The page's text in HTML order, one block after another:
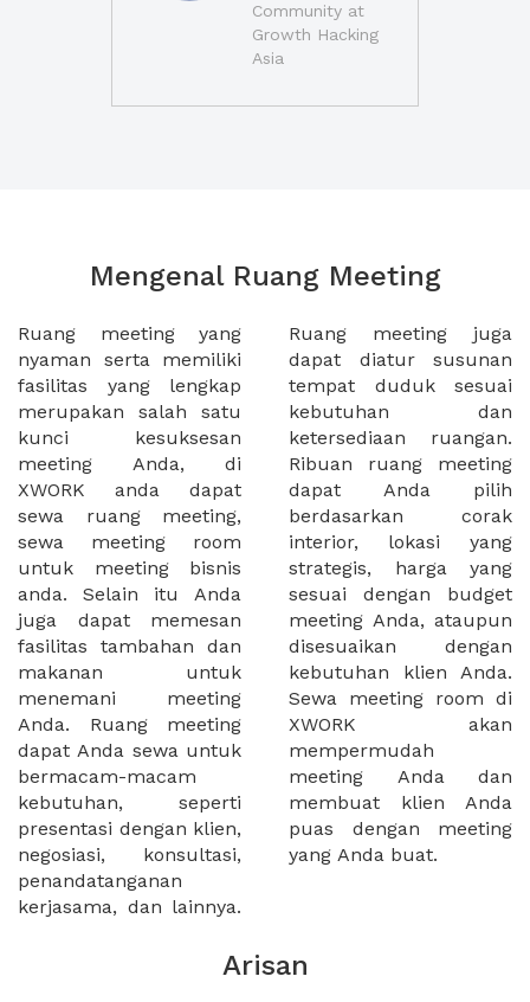
Community at
Growth Hacking
Asia
Mengenal Ruang Meeting
Ruang meeting yang
nyaman serta memiliki
fasilitas yang lengkap
merupakan salah satu
kunci kesuksesan
meeting Anda, di
XWORK anda dapat
sewa ruang meeting,
sewa meeting room
untuk meeting bisnis
anda. Selain itu Anda
juga dapat memesan
fasilitas tambahan dan
makanan untuk
menemani meeting
Anda. Ruang meeting
dapat Anda sewa untuk
bermacam-macam
kebutuhan, seperti
presentasi dengan klien,
negosiasi, konsultasi,
penandatanganan
kerjasama, dan lainnya.
Ruang meeting juga
dapat diatur susunan
tempat duduk sesuai
kebutuhan dan
ketersediaan ruangan.
Ribuan ruang meeting
dapat Anda pilih
berdasarkan corak
interior, lokasi yang
strategis, harga yang
sesuai dengan budget
meeting Anda, ataupun
disesuaikan dengan
kebutuhan klien Anda.
Sewa meeting room di
XWORK akan
mempermudah
meeting Anda dan
membuat klien Anda
puas dengan meeting
yang Anda buat.
Arisan